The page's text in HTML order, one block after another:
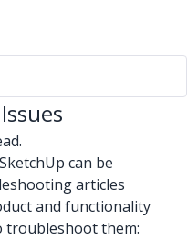
can be
articles
and functionality
troubleshoot them: